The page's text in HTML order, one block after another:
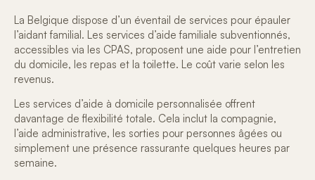
La Belgique dispose d’un éventail de services pour épauler
l’aidant familial. Les services d’aide familiale subventionnés,
accessibles via les CPAS, proposent une aide pour l’entretien
du domicile, les repas et la toilette. Le coût varie selon les
revenus.
Les services d’aide à domicile personnalisée offrent
davantage de flexibilité totale. Cela inclut la compagnie,
l’aide administrative, les sorties pour personnes âgées ou
simplement une présence rassurante quelques heures par
semaine.